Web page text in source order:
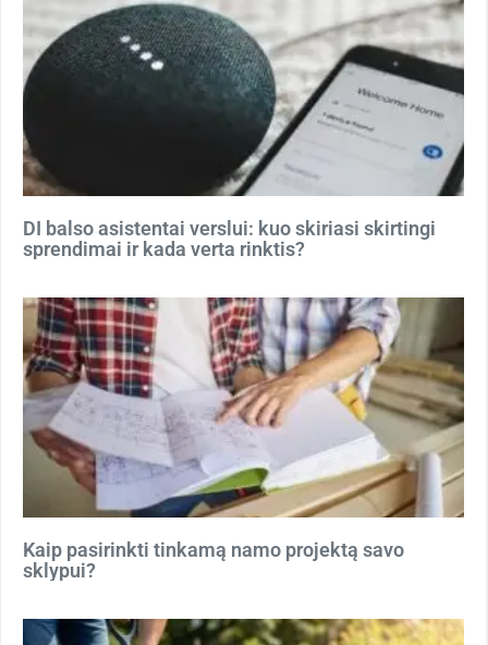
DI balso asistentai verslui: kuo skiriasi skirtingi
sprendimai ir kada verta rinktis?
Kaip pasirinkti tinkamą namo projektą savo
sklypui?